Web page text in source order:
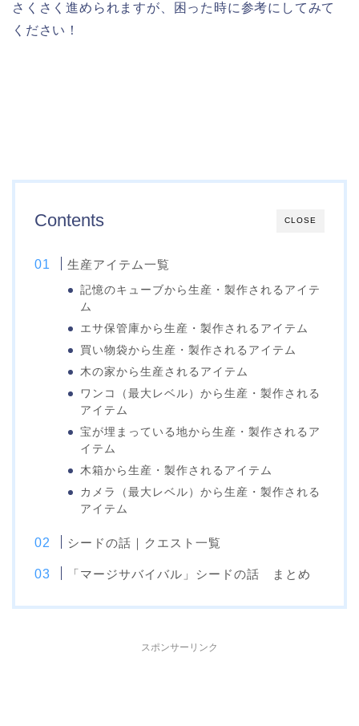
さくさく進められますが、困った時に参考にしてみて
ください！
CLOSE
Contents
生産アイテム一覧
記憶のキューブから生産・製作されるアイテ
ム
エサ保管庫から生産・製作されるアイテム
買い物袋から生産・製作されるアイテム
木の家から生産されるアイテム
ワンコ（最大レベル）から生産・製作される
アイテム
宝が埋まっている地から生産・製作されるア
イテム
木箱から生産・製作されるアイテム
カメラ（最大レベル）から生産・製作される
アイテム
シードの話｜クエスト一覧
「マージサバイバル」シードの話 まとめ
スポンサーリンク